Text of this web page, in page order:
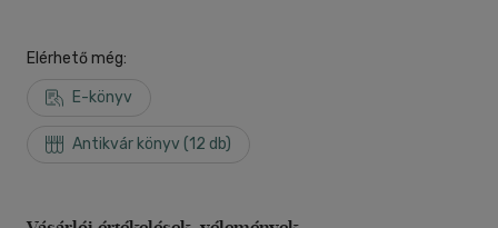
Elérhető még:
E-könyv
Antikvár könyv (12 db)